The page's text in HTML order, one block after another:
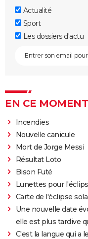
Actualité
Sport
Les dossiers d'actu
EN CE MOMENT
Incendies
Nouvelle canicule
Mort de Jorge Messi
Résultat Loto
Bison Futé
Lunettes pour
Carte de l'éclipse
Une nouvelle date
elle est plus tardive
C'est la langue qui a